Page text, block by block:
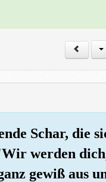
Schar, die
werden
gewiß aus